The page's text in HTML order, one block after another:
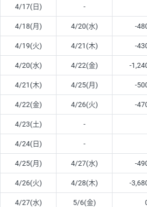
4/17(日) -
4/18(月) 4/20(水) -
4/19(火) 4/21(木) -
4/20(水) 4/22(金) -
4/21(木) 4/25(月) -
4/22(金) 4/26(火) -
4/23(土) -
4/24(日) -
4/25(月) 4/27(水) -
4/26(火) 4/28(木) -
4/27(水) 5/6(金)